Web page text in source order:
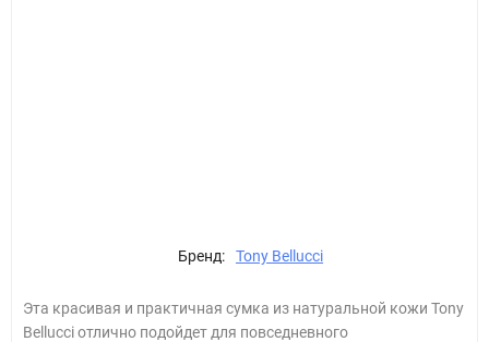
Бренд: Tony Bellucci
Эта красивая и практичная сумка из натуральной кожи Tony
Bellucci отлично подойдет для повседневного